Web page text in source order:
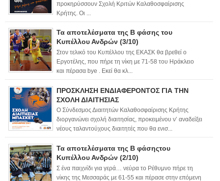
προκηρύσσουν Σχολή Κριτών Καλαθοσφαίρισης
Κρήτης. Οι ...
Τα αποτελέσματα της Β φάσης του
Κυπέλλου Ανδρών (3/10)
Στον τελικό του Κυπέλλου της ΕΚΑΣΚ θα βρεθεί ο
Εργοτέλης, που πήρε τη νίκη με 71-58 του Ηράκλειο
και πέρασα bye . Εκεί θα κλ...
ΠΡΟΣΚΛΗΣΗ ΕΝΔΙΑΦΕΡΟΝΤΟΣ ΓΙΑ ΤΗΝ
ΣΧΟΛΗ ΔΙΑΙΤΗΣΙΑΣ
Ο Σύνδεσμος Διαιτητών Καλαθοσφαίρισης Κρήτης
διοργανώνει σχολή διαιτησίας, προκειμένου ν’ αναδείξει
νέους ταλαντούχους διαιτητές που θα ενισ...
Τα αποτελέσματα της Β φάσηςτου
Κυπέλλου Ανδρών (2/10)
Σ ένα παιχνίδι για γερά… νεύρα το Ρέθυμνο πήρε τη
νίκης της Μεσσαράς με 61-55 και πέρασε στην επόμενη